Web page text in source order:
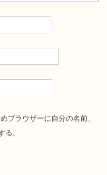
ブラウザーに自分の名前、
。